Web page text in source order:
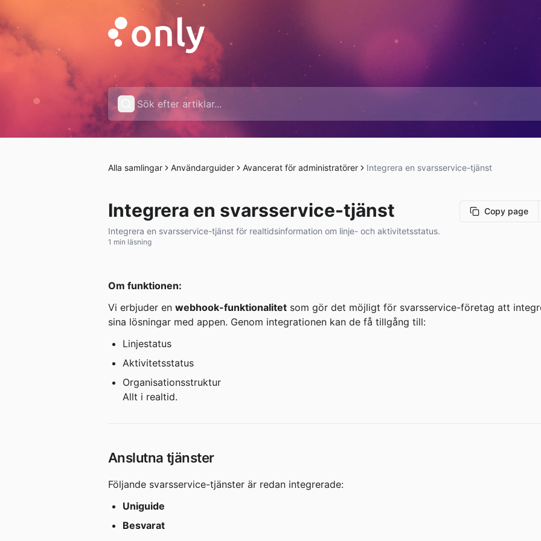
Alla samlingar Användarguider Avancerat för administratörer Integrera en svarsservice-tjänst
Integrera en svarsservice-tjänst
Copy page
Integrera en svarsservice-tjänst för realtidsinformation om linje- och aktivitetsstatus.
1 min läsning
Om funktionen:
Vi erbjuder en webhook-funktionalitet som gör det möjligt för svarsservice-företag att
sina lösningar med appen. Genom integrationen kan de få tillgång till:
Linjestatus
Aktivitetsstatus
Organisationsstruktur
Allt i realtid.
Anslutna tjänster
Följande svarsservice-tjänster är redan integrerade:
Uniguide
Besvarat